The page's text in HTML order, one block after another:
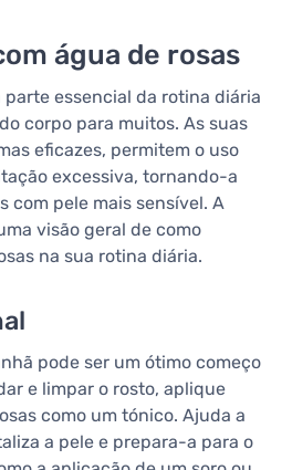
água de rosas
parte essencial da rotina diária
corpo para muitos. As suas
eficazes, permitem o uso
excessiva, tornando-a
com pele mais sensível. A
visão geral de como
na sua rotina diária.
pode ser um ótimo começo
e limpar o rosto, aplique
como um tónico. Ajuda a
a pele e prepara-a para o